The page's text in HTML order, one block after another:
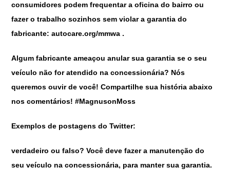
consumidores podem frequentar a oficina do bairro ou
fazer o trabalho sozinhos sem violar a garantia do
fabricante: autocare.org/mmwa .
Algum fabricante ameaçou anular sua garantia se o seu
veículo não for atendido na concessionária? Nós
queremos ouvir de você! Compartilhe sua história abaixo
nos comentários! #MagnusonMoss
Exemplos de postagens do Twitter:
verdadeiro ou falso? Você deve fazer a manutenção do
seu veículo na concessionária, para manter sua garantia.